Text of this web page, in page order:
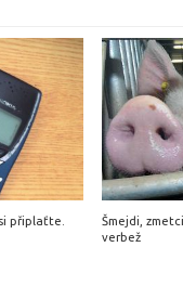
připlaťte.
Šmejdi,
verbež